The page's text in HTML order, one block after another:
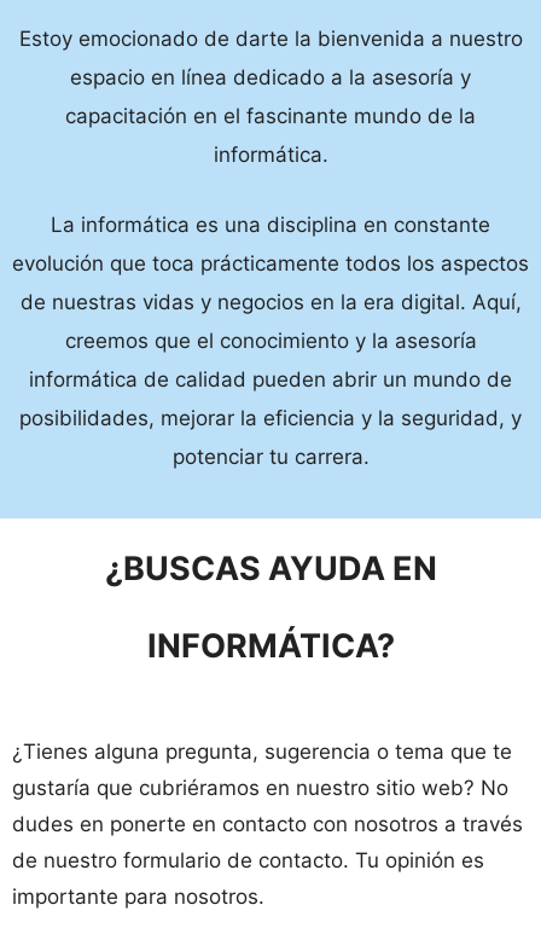
Estoy emocionado de darte la bienvenida a nuestro
espacio en línea dedicado a la asesoría y
capacitación en el fascinante mundo de la
informática.
La informática es una disciplina en constante
evolución que toca prácticamente todos los aspectos
de nuestras vidas y negocios en la era digital. Aquí,
creemos que el conocimiento y la asesoría
informática de calidad pueden abrir un mundo de
posibilidades, mejorar la eficiencia y la seguridad, y
potenciar tu carrera.
¿BUSCAS AYUDA EN
INFORMÁTICA?
¿Tienes alguna pregunta, sugerencia o tema que te
gustaría que cubriéramos en nuestro sitio web? No
dudes en ponerte en contacto con nosotros a través
de nuestro formulario de contacto. Tu opinión es
importante para nosotros.